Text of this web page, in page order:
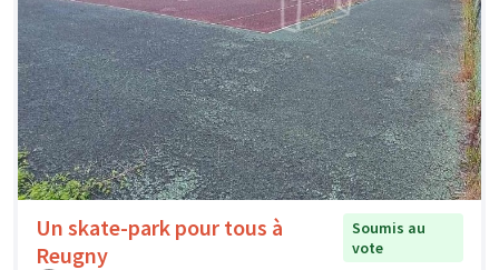
Un skate-park pour tous à
Reugny
Soumis au
vote